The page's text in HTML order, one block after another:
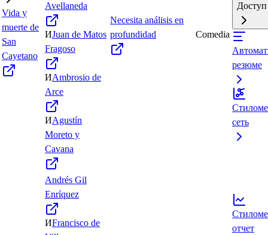
Vida y
muerte de
San
Cayetano
Avellaneda
ИJuan de Matos
Fragoso
ИAmbrosio de
Arce
ИAgustín
Moreto y
Cavana
Necesita análisis en
profundidad
Comedia
Доступ
резюме
сеть
Andrés Gil
Enríquez
ИFrancisco de
отчет